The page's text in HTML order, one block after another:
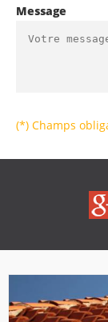
Message
(*) Champs